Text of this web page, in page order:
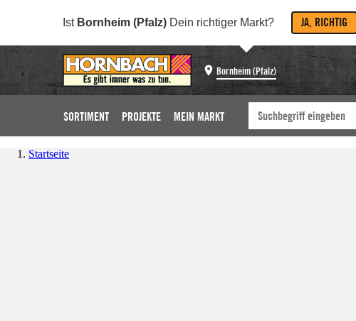
Ist Bornheim (Pfalz) Dein richtiger Markt? JA, RICHTIG
Bornheim (Pfalz)
SORTIMENT PROJEKTE MEIN MARKT
Startseite